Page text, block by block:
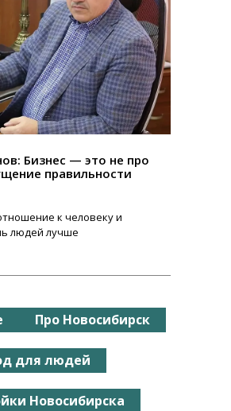
Бизнес — это не про
правильности
к человеку и
людей лучше
Про Новосибирск
для людей
Новосибирска